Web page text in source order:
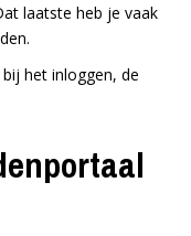
laatste heb je vaak
het inloggen, de